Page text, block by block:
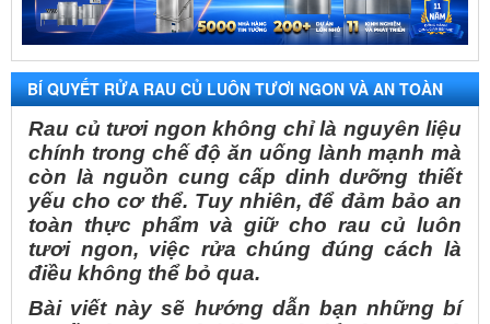
BÍ QUYẾT RỬA RAU CỦ LUÔN TƯƠI NGON VÀ AN TOÀN
CHO SỨC KHỎE
Rau củ tươi ngon không chỉ là nguyên liệu
chính trong chế độ ăn uống lành mạnh mà
còn là nguồn cung cấp dinh dưỡng thiết
yếu cho cơ thể. Tuy nhiên, để đảm bảo an
toàn thực phẩm và giữ cho rau củ luôn
tươi ngon, việc rửa chúng đúng cách là
điều không thể bỏ qua.
Bài viết này sẽ hướng dẫn bạn những bí